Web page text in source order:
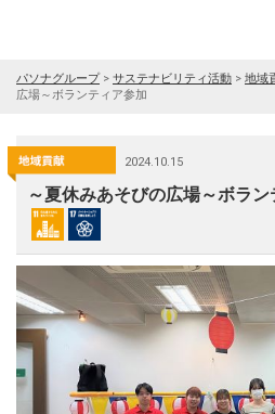
パソナグループ> サステナビリティ活動 > 地域
広場～ボランティア参加
2024.10.15
～夏休みあそびの広場～ボラン